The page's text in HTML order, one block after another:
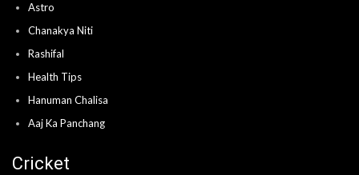
Astro
Chanakya Niti
Rashifal
Health Tips
Hanuman Chalisa
Aaj Ka Panchang
Cricket